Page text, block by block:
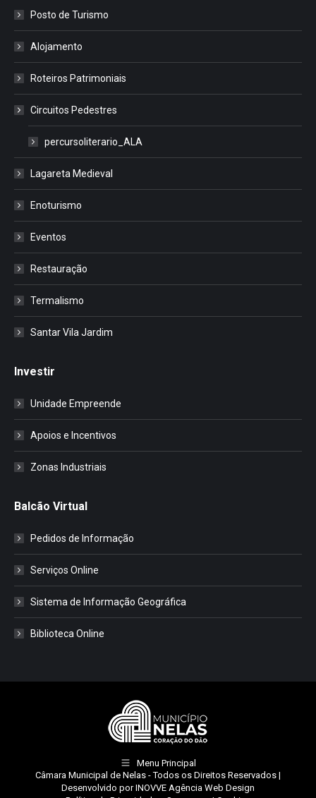
Posto de Turismo
Alojamento
Roteiros Patrimoniais
Circuitos Pedestres
percursoliterario_ALA
Lagareta Medieval
Enoturismo
Eventos
Restauração
Termalismo
Santar Vila Jardim
Investir
Unidade Empreende
Apoios e Incentivos
Zonas Industriais
Balcão Virtual
Pedidos de Informação
Serviços Online
Sistema de Informação Geográfica
Biblioteca Online
Menu Principal
Câmara Municipal de Nelas - Todos os Direitos Reservados |
Desenvolvido porINOVVE Agência Web Design